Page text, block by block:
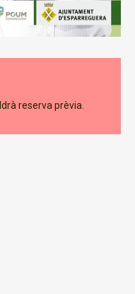
reserva prèvia.